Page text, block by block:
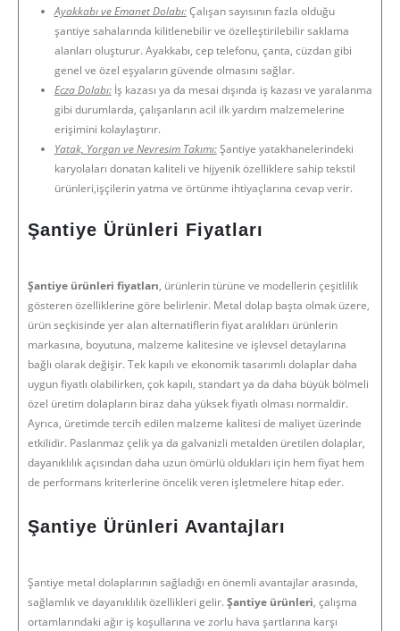
Ayakkabı ve Emanet Dolabı:Çalışan sayısının fazla olduğu
şantiye sahalarında kilitlenebilir ve özelleştirilebilir saklama
alanları oluşturur. Ayakkabı, cep telefonu, çanta, cüzdan gibi
genel ve özel eşyaların güvende olmasını sağlar.
Ecza Dolabı:İş kazası ya da mesai dışında iş kazası ve yaralanma
gibi durumlarda, çalışanların acil ilk yardım malzemelerine
erişimini kolaylaştırır.
Yatak, Yorgan ve Nevresim Takımı:Şantiye yatakhanelerindeki
karyolaları donatan kaliteli ve hijyenik özelliklere sahip tekstil
ürünleri,işçilerin yatma ve örtünme ihtiyaçlarına cevap verir.
Şantiye Ürünleri Fiyatları
Şantiye ürünleri fiyatları, ürünlerin türüne ve modellerin çeşitlilik
gösteren özelliklerine göre belirlenir. Metal dolap başta olmak üzere,
ürün seçkisinde yer alan alternatiflerin fiyat aralıkları ürünlerin
markasına, boyutuna, malzeme kalitesine ve işlevsel detaylarına
bağlı olarak değişir. Tek kapılı ve ekonomik tasarımlı dolaplar daha
uygun fiyatlı olabilirken, çok kapılı, standart ya da daha büyük bölmeli
özel üretim dolapların biraz daha yüksek fiyatlı olması normaldir.
Ayrıca, üretimde tercih edilen malzeme kalitesi de maliyet üzerinde
etkilidir. Paslanmaz çelik ya da galvanizli metalden üretilen dolaplar,
dayanıklılık açısından daha uzun ömürlü oldukları için hem fiyat hem
de performans kriterlerine öncelik veren işletmelere hitap eder.
Şantiye Ürünleri Avantajları
Şantiye metal dolaplarının sağladığı en önemli avantajlar arasında,
sağlamlık ve dayanıklılık özellikleri gelir. Şantiye ürünleri, çalışma
ortamlarındaki ağır iş koşullarına ve zorlu hava şartlarına karşı